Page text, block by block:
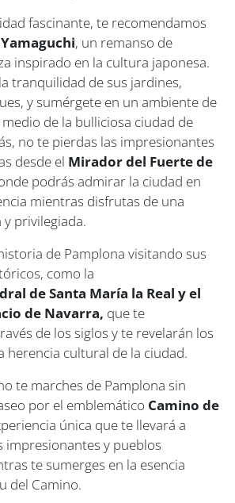
fascinante, te recomendamos
, un remanso de
inspirado en la cultura japonesa.
tranquilidad de sus jardines,
y sumérgete en un ambiente de
de la bulliciosa ciudad de
no te pierdas las impresionantes
desde el Mirador del Fuerte de
podrás admirar la ciudad en
mientras disfrutas de una
privilegiada.
de Pamplona visitando sus
como la
de Santa María la Real y el
de Navarra, que te
de los siglos y te revelarán los
herencia cultural de la ciudad.
te marches de Pamplona sin
por el emblemático Camino de
única que te llevará a
impresionantes y pueblos
te sumerges en la esencia
del Camino.